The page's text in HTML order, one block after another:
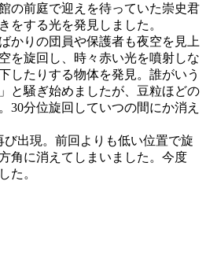
の前庭で迎えを待っていた崇史君
をする光を発見しました。
かりの団員や保護者も夜空を見上
を旋回し、時々赤い光を噴射しな
したりする物体を発見。誰がいう
と騒ぎ始めましたが、豆粒ほどの
30分位旋回していつの間にか消え
び出現。前回よりも低い位置で旋
角に消えてしまいました。今度
た。